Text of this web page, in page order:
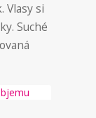
Vlasy si
Suché